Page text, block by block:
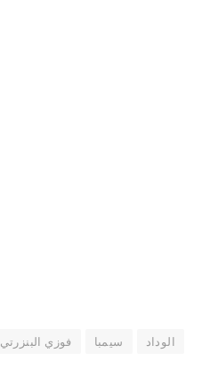
الوداد سيمبا فوزي البنزرتي